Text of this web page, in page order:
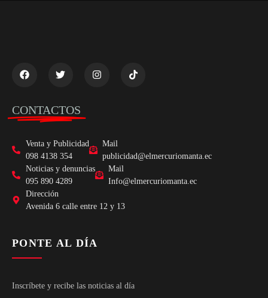
CONTACTOS
Venta y Publicidad
098 4138 354
Mail
publicidad@elmercuriomanta.ec
Noticias y denuncias
095 890 4289
Mail
Info@elmercuriomanta.ec
Dirección
Avenida 6 calle entre 12 y 13
PONTE AL DÍA
Inscríbete y recibe las noticias al día